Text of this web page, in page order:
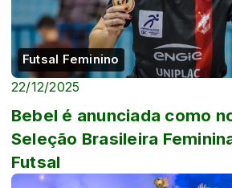
Futsal Feminino
22/12/2025
Bebel é anunciada como
Seleção Brasileira
Futsal